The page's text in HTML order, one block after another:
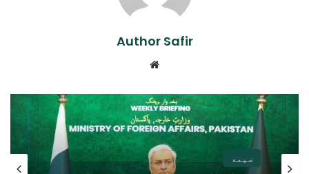
Author Safir
سیمه